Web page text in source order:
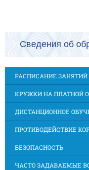
Сведения об
РАСПИСАНИЕ ЗАНЯТИЙ
КРУЖКИ НА ПЛАТНОЙ
ДИСТАНЦИОННОЕ
ПРОТИВОДЕЙСТВИЕ
БЕЗОПАСНОСТЬ
ЧАСТО ЗАДАВАЕМЫЕ